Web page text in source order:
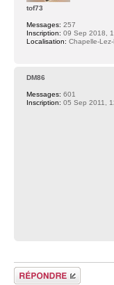
tof73
Messages: 257
Inscription: 09 Sep 2018,
Localisation: Chapelle-
DM86
Messages: 601
Inscription: 05 Sep 2011,
Répondre